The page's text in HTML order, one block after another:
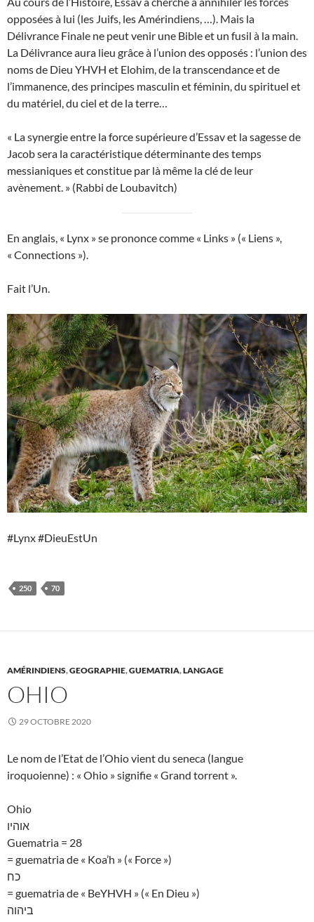
opposées à lui (les Juifs, les Amérindiens, …). Mais la
Délivrance Finale ne peut venir une Bible et un fusil à la main.
La Délivrance aura lieu grâce à l’union des opposés : l’union des
noms de Dieu YHVH et Elohim, de la transcendance et de
l’immanence, des principes masculin et féminin, du spirituel et
du matériel, du ciel et de la terre…
« La synergie entre la force supérieure d’Essav et la sagesse de
Jacob sera la caractéristique déterminante des temps
messianiques et constitue par là même la clé de leur
avènement. » (Rabbi de Loubavitch)
En anglais, « Lynx » se prononce comme « Links » (« Liens »,
« Connections »).
Fait l’Un.
#Lynx #DieuEstUn
250 70
AMÉRINDIENS,GEOGRAPHIE,GUEMATRIA,LANGAGE
OHIO
29 OCTOBRE 2020
Le nom de l’Etat de l’Ohio vient du seneca (langue
iroquoienne) : « Ohio » signifie « Grand torrent ».
Ohio
אוהיו
Guematria = 28
= guematria de « Koa’h » (« Force »)
כח
= guematria de « BeYHVH » (« En Dieu »)
ביהוה